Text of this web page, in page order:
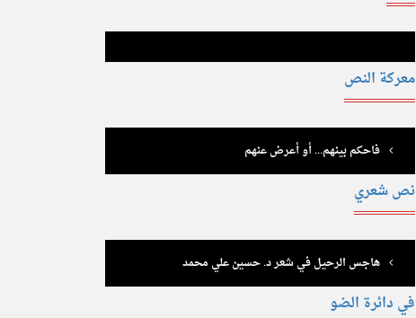
معركة النص
فاحكم بينهم... أو أعرض عنهم
نص شعري
هاجس الرحيل في شعر د. حسين علي محمد
في دائرة الضو